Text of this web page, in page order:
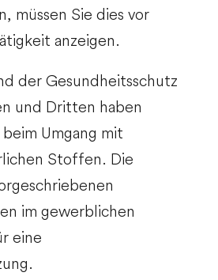
müssen Sie dies vor
anzeigen.
der Gesundheitsschutz
und Dritten haben
Umgang mit
Stoffen. Die
im gewerblichen
eine